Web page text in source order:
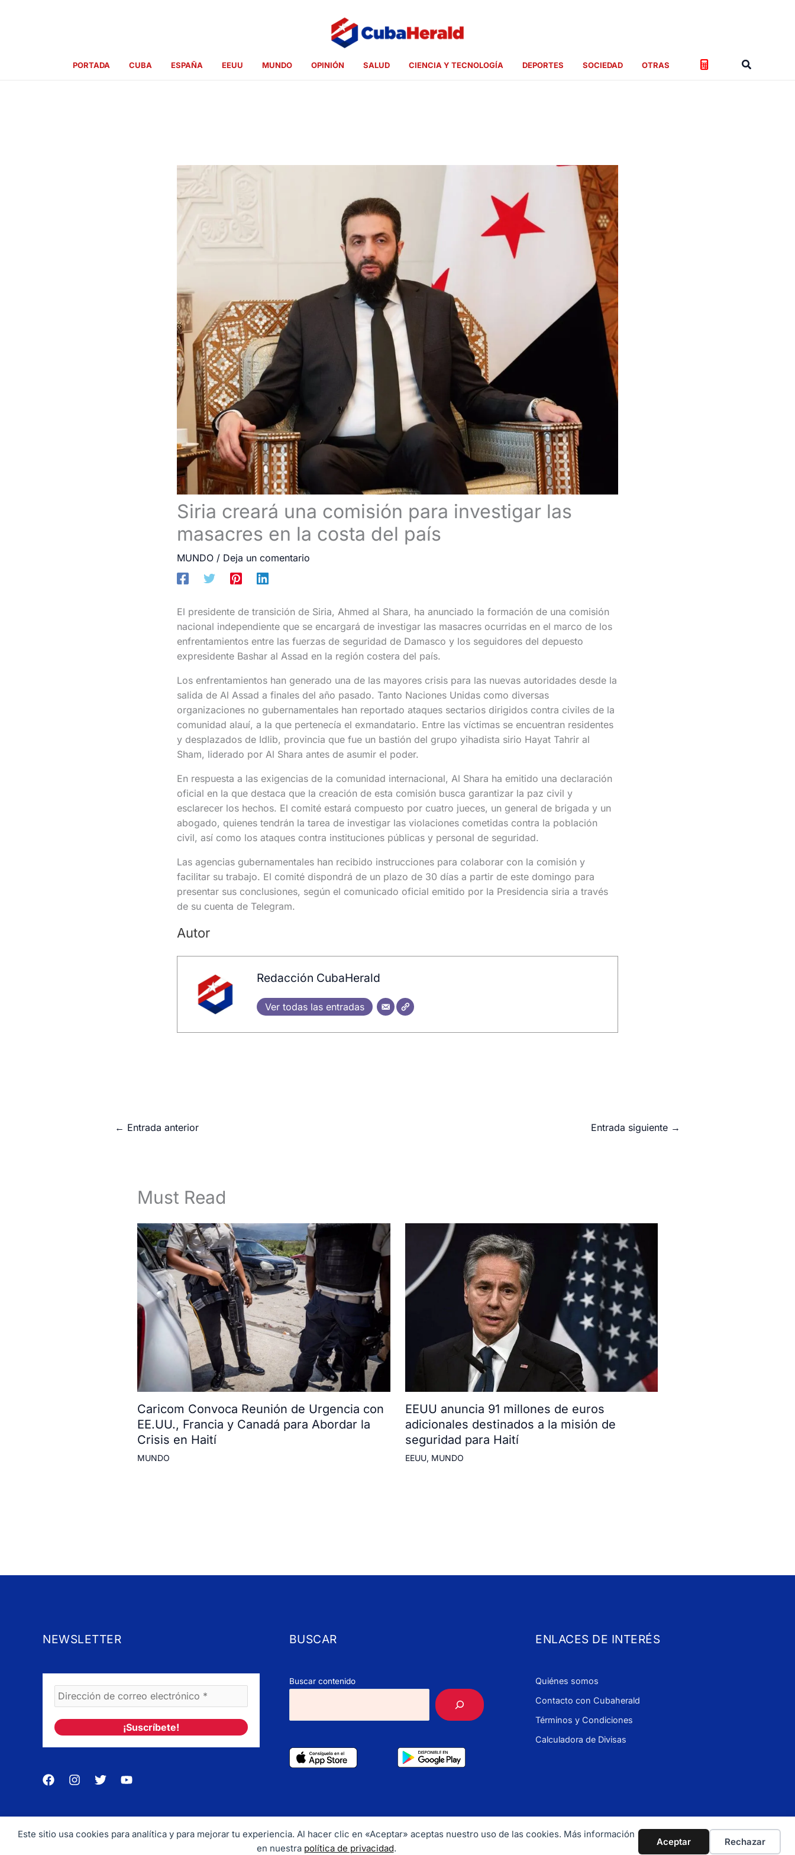
Este sitio usa cookies para analítica y para mejorar tu experiencia. Al hacer clic en «Aceptar» aceptas nuestro uso de las cookies. Más información
en nuestra política de privacidad.
Aceptar Rechazar
PORTADA CUBA ESPAÑA EEUU MUNDO OPINIÓN SALUD CIENCIA Y TECNOLOGÍA DEPORTES SOCIEDAD OTRAS Buscar
Siria creará una comisión para investigar las
masacres en la costa del país
MUNDO/ Deja un comentario
El presidente de transición de Siria, Ahmed al Shara, ha anunciado la formación de una comisión
nacional independiente que se encargará de investigar las masacres ocurridas en el marco de los
enfrentamientos entre las fuerzas de seguridad de Damasco y los seguidores del depuesto
expresidente Bashar al Assad en la región costera del país.
Los enfrentamientos han generado una de las mayores crisis para las nuevas autoridades desde la
salida de Al Assad a finales del año pasado. Tanto Naciones Unidas como diversas
organizaciones no gubernamentales han reportado ataques sectarios dirigidos contra civiles de la
comunidad alauí, a la que pertenecía el exmandatario. Entre las víctimas se encuentran residentes
y desplazados de Idlib, provincia que fue un bastión del grupo yihadista sirio Hayat Tahrir al
Sham, liderado por Al Shara antes de asumir el poder.
En respuesta a las exigencias de la comunidad internacional, Al Shara ha emitido una declaración
oficial en la que destaca que la creación de esta comisión busca garantizar la paz civil y
esclarecer los hechos. El comité estará compuesto por cuatro jueces, un general de brigada y un
abogado, quienes tendrán la tarea de investigar las violaciones cometidas contra la población
civil, así como los ataques contra instituciones públicas y personal de seguridad.
Las agencias gubernamentales han recibido instrucciones para colaborar con la comisión y
facilitar su trabajo. El comité dispondrá de un plazo de 30 días a partir de este domingo para
presentar sus conclusiones, según el comunicado oficial emitido por la Presidencia siria a través
de su cuenta de Telegram.
Autor
Redacción CubaHerald
Ver todas las entradas
← Entrada anterior Entrada siguiente →
Must Read
Caricom Convoca Reunión de Urgencia con
EE.UU., Francia y Canadá para Abordar la
Crisis en Haití
MUNDO
EEUU anuncia 91 millones de euros
adicionales destinados a la misión de
seguridad para Haití
EEUU, MUNDO
NEWSLETTER BUSCAR
Buscar contenido
ENLACES DE INTERÉS
Quiénes somos
Contacto con Cubaherald
Términos y Condiciones
Calculadora de Divisas
Copyright © 2026 CubaHerald. Email:info@cubaherald.com Tel. +1 202 900 1114